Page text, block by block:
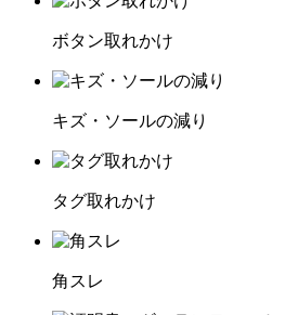
ボタン取れかけ
キズ・ソールの減り
タグ取れかけ
角スレ